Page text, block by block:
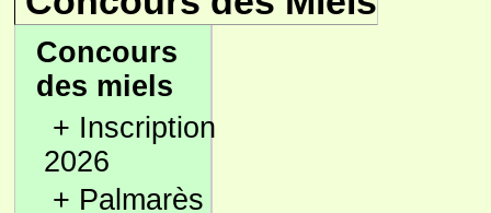
Concours
des miels
+ Inscription
2026
+ Palmarès